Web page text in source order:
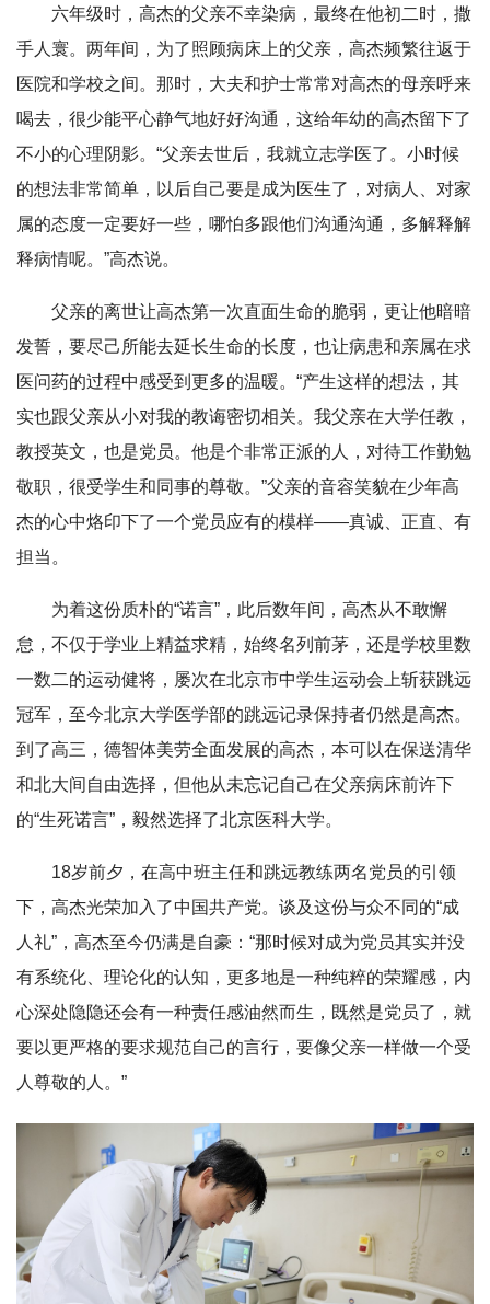
六年级时，高杰的父亲不幸染病，最终在他初二时，撒
手人寰。两年间，为了照顾病床上的父亲，高杰频繁往返于
医院和学校之间。那时，大夫和护士常常对高杰的母亲呼来
喝去，很少能平心静气地好好沟通，这给年幼的高杰留下了
不小的心理阴影。“父亲去世后，我就立志学医了。小时候
的想法非常简单，以后自己要是成为医生了，对病人、对家
属的态度一定要好一些，哪怕多跟他们沟通沟通，多解释解
释病情呢。”高杰说。
父亲的离世让高杰第一次直面生命的脆弱，更让他暗暗
发誓，要尽己所能去延长生命的长度，也让病患和亲属在求
医问药的过程中感受到更多的温暖。“产生这样的想法，其
实也跟父亲从小对我的教诲密切相关。我父亲在大学任教，
教授英文，也是党员。他是个非常正派的人，对待工作勤勉
敬职，很受学生和同事的尊敬。”父亲的音容笑貌在少年高
杰的心中烙印下了一个党员应有的模样——真诚、正直、有
担当。
为着这份质朴的“诺言”，此后数年间，高杰从不敢懈
怠，不仅于学业上精益求精，始终名列前茅，还是学校里数
一数二的运动健将，屡次在北京市中学生运动会上斩获跳远
冠军，至今北京大学医学部的跳远记录保持者仍然是高杰。
到了高三，德智体美劳全面发展的高杰，本可以在保送清华
和北大间自由选择，但他从未忘记自己在父亲病床前许下
的“生死诺言”，毅然选择了北京医科大学。
18岁前夕，在高中班主任和跳远教练两名党员的引领
下，高杰光荣加入了中国共产党。谈及这份与众不同的“成
人礼”，高杰至今仍满是自豪：“那时候对成为党员其实并没
有系统化、理论化的认知，更多地是一种纯粹的荣耀感，内
心深处隐隐还会有一种责任感油然而生，既然是党员了，就
要以更严格的要求规范自己的言行，要像父亲一样做一个受
人尊敬的人。”